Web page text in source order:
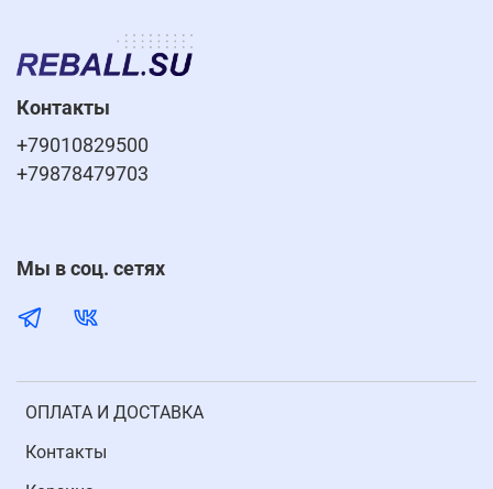
ОПЛАТА И ДОСТАВКА
Контакты
Контакты
+79010829500
+79878479703
Мы в соц. сетях